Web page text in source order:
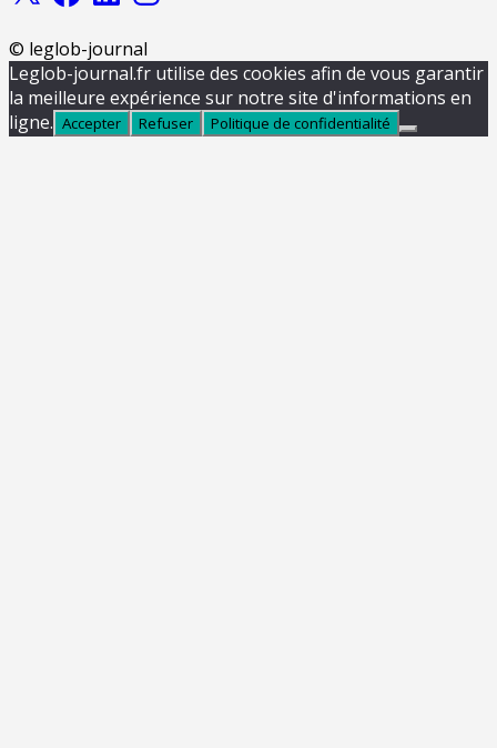
© leglob-journal
Leglob-journal.fr utilise des cookies afin de vous garantir
la meilleure expérience sur notre site d'informations en
ligne. Accepter Refuser Politique de confidentialité